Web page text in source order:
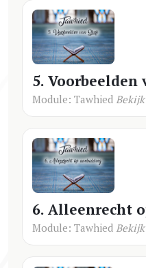
5. Voorbeelden
Module: Tawhied
6. Alleenrecht
Module: Tawhied